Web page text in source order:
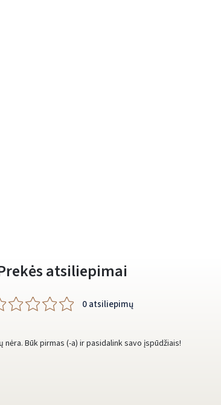
atsiliepimai
0 atsiliepimų
nėra. Būk pirmas (-a) ir pasidalink savo įspūdžiais!
neturite paskyros? Registruokites